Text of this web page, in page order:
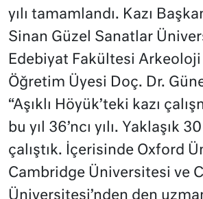
yılı tamamlandı. Kazı
Sinan Güzel Sanatlar
Edebiyat Fakültesi
Öğretim Üyesi Doç. Dr.
“Aşıklı Höyük’teki kazı
bu yıl 36’ncı yılı. Yaklaşık
çalıştık. İçerisinde Oxford
Cambridge Üniversitesi ve
Üniversitesi’nden den